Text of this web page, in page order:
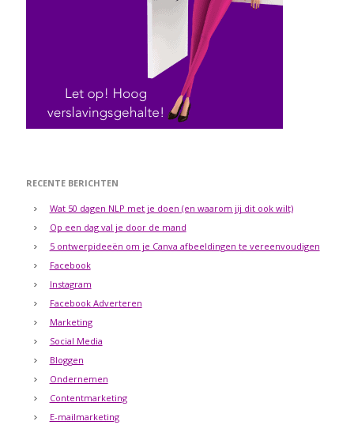
RECENTE BERICHTEN
Wat 50 dagen NLP met je doen (en waarom jij dit ook wilt)
Op een dag val je door de mand
5 ontwerpideeën om je Canva afbeeldingen te vereenvoudigen
Facebook
Instagram
Facebook Adverteren
Marketing
Social Media
Bloggen
Ondernemen
Contentmarketing
E-mailmarketing